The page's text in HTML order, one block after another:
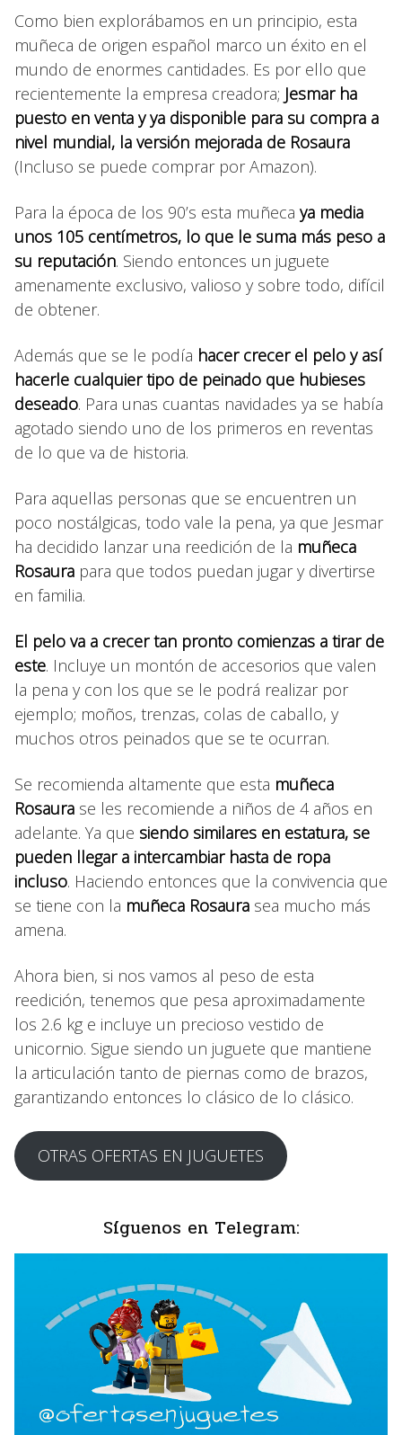
Como bien explorábamos en un principio, esta
muñeca de origen español marco un éxito en el
mundo de enormes cantidades. Es por ello que
recientemente la empresa creadora; Jesmar ha
puesto en venta y ya disponible para su compra a
nivel mundial, la versión mejorada de Rosaura
(Incluso se puede comprar por Amazon).
Para la época de los 90’s esta muñeca ya media
unos 105 centímetros, lo que le suma más peso a
su reputación. Siendo entonces un juguete
amenamente exclusivo, valioso y sobre todo, difícil
de obtener.
Además que se le podía hacer crecer el pelo y así
hacerle cualquier tipo de peinado que hubieses
deseado. Para unas cuantas navidades ya se había
agotado siendo uno de los primeros en reventas
de lo que va de historia.
Para aquellas personas que se encuentren un
poco nostálgicas, todo vale la pena, ya que Jesmar
ha decidido lanzar una reedición de la muñeca
Rosaura para que todos puedan jugar y divertirse
en familia.
El pelo va a crecer tan pronto comienzas a tirar de
este. Incluye un montón de accesorios que valen
la pena y con los que se le podrá realizar por
ejemplo; moños, trenzas, colas de caballo, y
muchos otros peinados que se te ocurran.
Se recomienda altamente que esta muñeca
Rosaura se les recomiende a niños de 4 años en
adelante. Ya que siendo similares en estatura, se
pueden llegar a intercambiar hasta de ropa
incluso. Haciendo entonces que la convivencia que
se tiene con la muñeca Rosaura sea mucho más
amena.
Ahora bien, si nos vamos al peso de esta
reedición, tenemos que pesa aproximadamente
los 2.6 kg e incluye un precioso vestido de
unicornio. Sigue siendo un juguete que mantiene
la articulación tanto de piernas como de brazos,
garantizando entonces lo clásico de lo clásico.
OTRAS OFERTAS EN JUGUETES
Síguenos en Telegram: